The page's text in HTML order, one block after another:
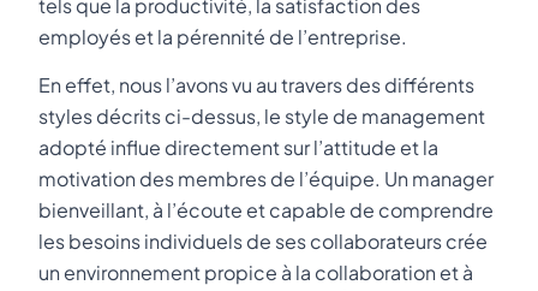
employés et la pérennité de l’entreprise.
En effet, nous l’avons vu au travers des différents
styles décrits ci-dessus, le style de management
adopté influe directement sur l’attitude et la
motivation des membres de l’équipe. Un manager
bienveillant, à l’écoute et capable de comprendre
les besoins individuels de ses collaborateurs crée
un environnement propice à la collaboration et à